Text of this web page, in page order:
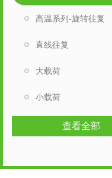
高温系列-旋转往复
直线往复
大载荷
小载荷
查看全部